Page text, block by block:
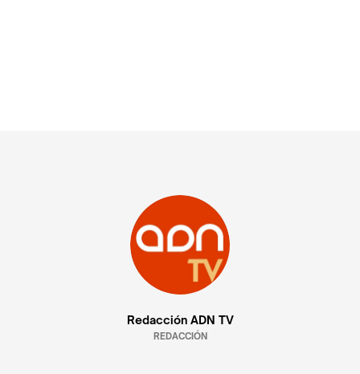
Redacción ADN TV
REDACCIÓN